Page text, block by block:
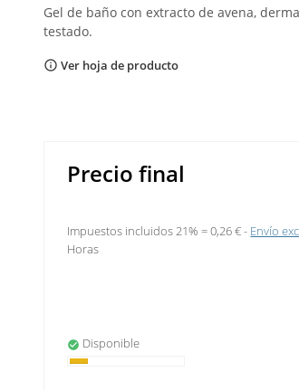
Gel de baño con extracto de avena,
testado.
info_outline Ver hoja de producto
Precio final
Impuestos incluidos 21% =0,26 € Envío
Horas
check_circle Disponible